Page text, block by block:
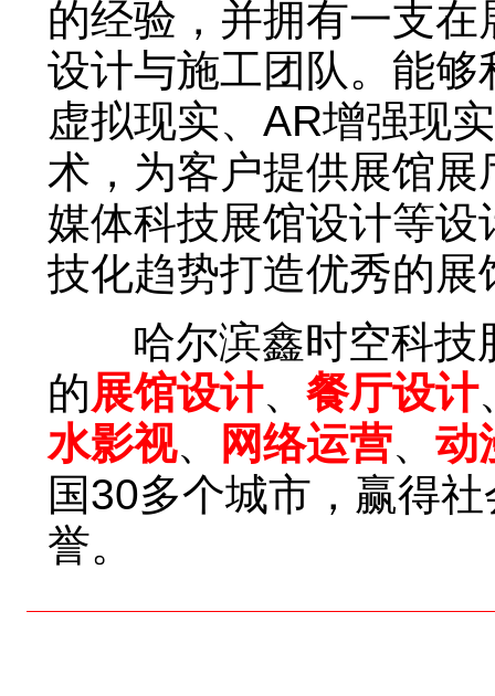
的经验，并拥有一支
设计与施工团队。能
虚拟现实、AR增强现
术，为客户提供展馆
媒体科技展馆设计等
技化趋势打造优秀的展
哈尔滨鑫时空科技
的展馆设计、 餐厅设计
水影视、 网络运营、 动
国30多个城市，赢得
誉。